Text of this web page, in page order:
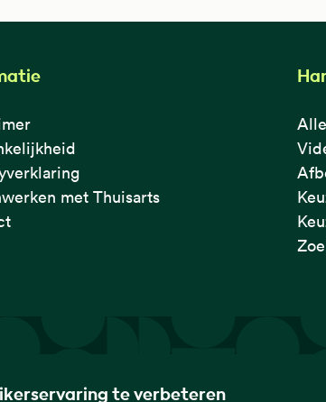
te verbeteren
met Thuisarts